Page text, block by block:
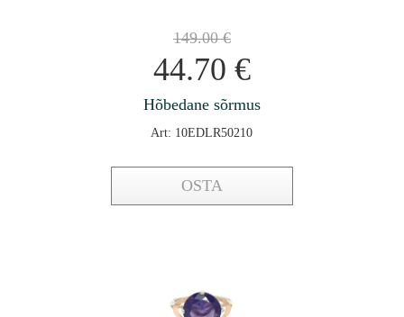
149.00€
44.70 €
Hõbedane sõrmus
Art: 10EDLR50210
OSTA